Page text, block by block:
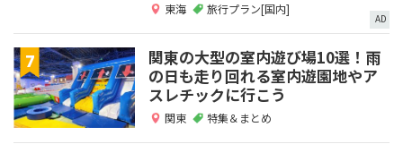
東海 旅行プラン[国内]
AD
関東の大型の室内遊び場10選！雨
の日も走り回れる室内遊園地やア
スレチックに行こう
関東 特集＆まとめ